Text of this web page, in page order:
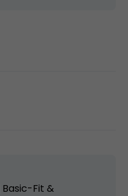
Basic-Fit &